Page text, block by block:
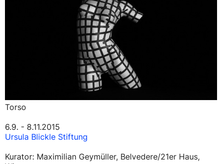
Torso
6.9. - 8.11.2015
Ursula Blickle Stiftung
Kurator: Maximilian Geymüller, Belvedere/21er Haus,